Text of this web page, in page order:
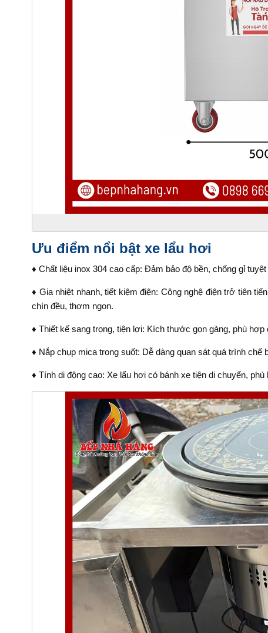
Ưu điểm nổi bật xe lẩu hơi
♦ Chất liệu inox 304 cao cấp: Đảm bảo độ bền, chống gỉ
♦ Gia nhiệt nhanh, tiết kiệm điện: Công nghệ điện trở tiên
chín đều, thơm ngon.
♦ Thiết kế sang trọng, tiện lợi: Kích thước gọn gàng, phù hợp
♦ Nắp chụp mica trong suốt: Dễ dàng quan sát quá trình
♦ Tính di động cao: Xe lẩu hơi có bánh xe tiện di chuyển,